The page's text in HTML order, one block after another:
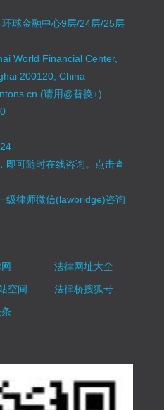
球金融中心9层/24层/25层
World Financial Center,
200120, China
(请用@替换+)
可随时在线咨询。 点击查
级律师微信(lawbridge)咨询
法律网址大全
空间
法律桥搜狐号